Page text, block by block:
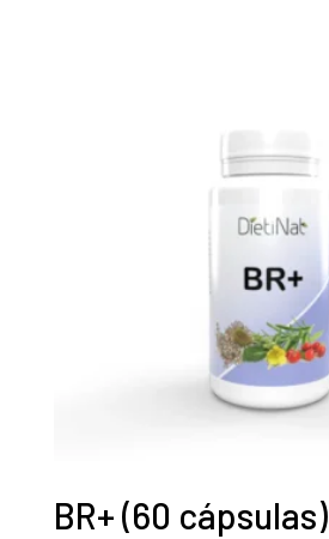
BR+ (60 cápsulas)